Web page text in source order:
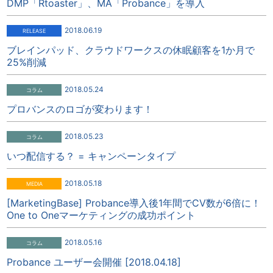
DMP「Rtoaster」、MA「Probance」を導入
2018.06.19
ブレインパッド、クラウドワークスの休眠顧客を1か月で
25%削減
2018.05.24
プロバンスのロゴが変わります！
2018.05.23
いつ配信する？ = キャンペーンタイプ
2018.05.18
[MarketingBase] Probance導入後1年間でCV数が6倍に！
One to Oneマーケティングの成功ポイント
2018.05.16
Probance ユーザー会開催 [2018.04.18]